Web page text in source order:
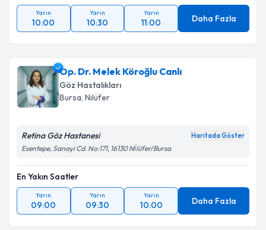
Yarın
10:00
Yarın
10:30
Yarın
11:00 Daha Fazla
Op. Dr. Melek Köroğlu Canlı
Göz Hastalıkları
Bursa, Nilüfer
Retina Göz Hastanesi Haritada Göster
Esentepe, Sanayi Cd. No:171, 16130 Ni̇lüfer/Bursa
En Yakın Saatler
Yarın
09:00
Yarın
09:30
Yarın
10:00 Daha Fazla